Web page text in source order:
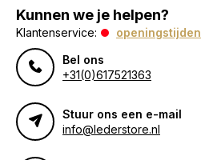
Kunnen we je helpen?
Klantenservice:
openingstijden
Bel ons
+31(0)617521363
Stuur ons een e-mail
info@lederstore.nl